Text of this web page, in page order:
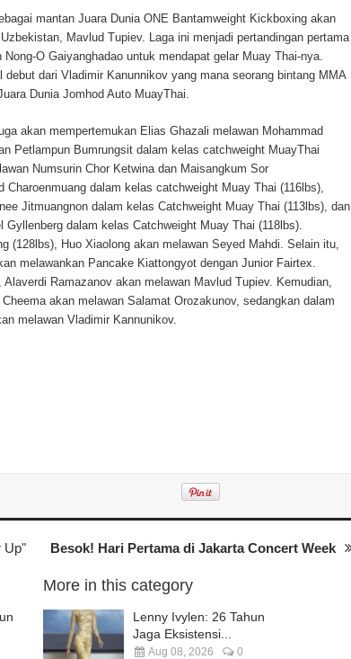
mantan Juara Dunia ONE Bantamweight Kickboxing akan
Mavlud Tupiev. Laga ini menjadi pertandingan pertama
O Gaiyanghadao untuk mendapat gelar Muay Thai-nya.
dari Vladimir Kanunnikov yang mana seorang bintang MMA
Dunia Jomhod Auto MuayThai.
akan mempertemukan Elias Ghazali melawan Mohammad
Petlampun Bumrungsit dalam kelas catchweight MuayThai
Numsurin Chor Ketwina dan Maisangkum Sor
dalam kelas catchweight Muay Thai (116lbs),
Jitmuangnon dalam kelas Catchweight Muay Thai (113lbs), dan
dalam kelas Catchweight Muay Thai (118lbs).
(128lbs), Huo Xiaolong akan melawan Seyed Mahdi. Selain itu,
melawankan Pancake Kiattongyot dengan Junior Fairtex.
Ramazanov akan melawan Mavlud Tupiev. Kemudian,
akan melawan Salamat Orozakunov, sedangkan dalam
melawan Vladimir Kannunikov.
Up" Besok! Hari Pertama di Jakarta Concert Week
More in this category
Lenny Ivylen: 26 Tahun
Jaga Eksistensi...
Aug 08, 2026 0